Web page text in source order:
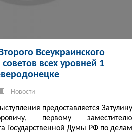
Всеукраинского
всех уровней 1
Новости
предоставляется Затулину
первому заместителю
Государственной Думы РФ по делам